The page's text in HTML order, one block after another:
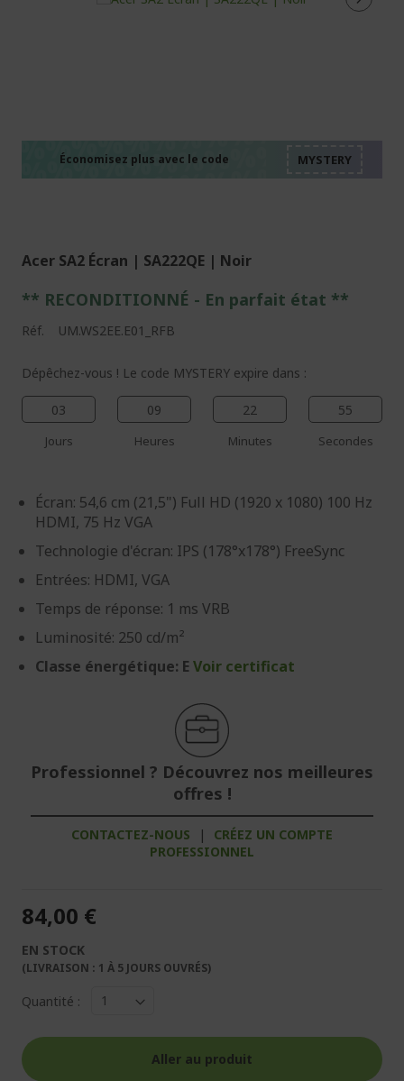
Économisez plus avec le code
Acer SA2 Écran | SA222QE | Noir
** RECONDITIONNÉ - En parfait état **
Réf. UM.WS2EE.E01_RFB
Dépêchez-vous ! Le code MYSTERY expire dans :
03
Jours
09
Heures
22
Minutes
54
Secondes
Écran: 54,6 cm (21,5") Full HD (1920 x 1080) 100 Hz
HDMI, 75 Hz VGA
Technologie d'écran: IPS (178°x178°) FreeSync
Entrées: HDMI, VGA
Temps de réponse: 1 ms VRB
Luminosité: 250 cd/m²
Classe énergétique: E Voir certificat
Professionnel ? Découvrez nos meilleures
offres !
CONTACTEZ-NOUS |
CRÉEZ UN COMPTE
PROFESSIONNEL
84,00 €
EN STOCK
(LIVRAISON : 1 À 5 JOURS OUVRÉS)
Quantité :
Aller au produit